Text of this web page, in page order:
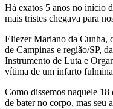
sempre
em
nossa
luta
por
Há exatos 5 anos no início
mais tristes chegava para
Eliezer Mariano da Cunha,
de Campinas e região/SP,
Instrumento de Luta e
vítima de um infarto
Como dissemos naquele
de bater no corpo, mas seu